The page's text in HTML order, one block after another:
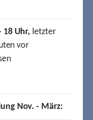
18 Uhr, letzter
vor
Nov. - März: